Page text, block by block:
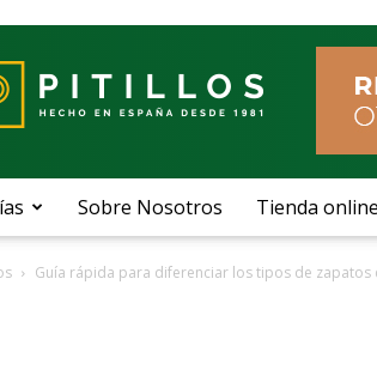
Sobre Nosotros Tienda online
Guía rápida para diferenciar los tipos de zapatos